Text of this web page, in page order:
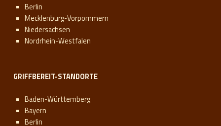
Berlin
Mecklenburg-Vorpommern
Niedersachsen
Nordrhein-Westfalen
GRIFFBEREIT-STANDORTE
Baden-Württemberg
Bayern
Berlin